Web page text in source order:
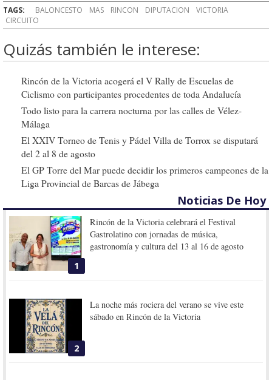
TAGS: BALONCESTO MAS RINCON DIPUTACION
VICTORIA
CIRCUITO
Quizás también le interese:
Rincón de la Victoria acogerá el V Rally de Escuelas de
Ciclismo con participantes procedentes de toda Andalucía
Todo listo para la carrera nocturna por las calles de Vélez-
Málaga
El XXIV Torneo de Tenis y Pádel Villa de Torrox se disputará
del 2 al 8 de agosto
El GP Torre del Mar puede decidir los primeros campeones de la
Liga Provincial de Barcas de Jábega
Noticias De Hoy
1
Rincón de la Victoria celebrará el Festival
Gastrolatino con jornadas de música,
gastronomía y cultura del 13 al 16 de agosto
2
La noche más rociera del verano se vive este
sábado en Rincón de la Victoria